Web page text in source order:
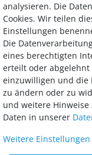
Bezahlung
Wir bieten Ihnen viele
Bezahlung.
analysieren. Die
Cookies. Wir teilen
Einstellungen
Die
eines berechtigten
erteilt oder abgelehnt
einzuwilligen und die
zu ändern oder zu
und weitere
Daten in unserer
Weitere Einstellungen